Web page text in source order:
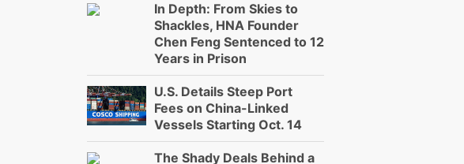
In Depth: From Skies to
Shackles, HNA Founder
Chen Feng Sentenced to 12
Years in Prison
U.S. Details Steep Port
Fees on China-Linked
Vessels Starting Oct. 14
The Shady Deals Behind a